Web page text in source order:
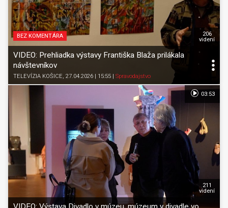
BEZ KOMENTÁRA
VIDEO: Prehliadka výstavy Františka Blaža prilákala
návštevníkov
TELEVÍZIA KOŠICE, 27.04.2026 | 15:55 Spravodajstvo
206
videní
211
videní
03:53